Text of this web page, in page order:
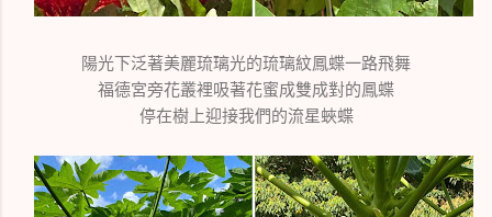
陽光下泛著美麗琉璃光的琉璃紋鳳蝶一路飛舞
福德宮旁花叢裡吸著花蜜成雙成對的鳳蝶
停在樹上迎接我們的流星蛺蝶